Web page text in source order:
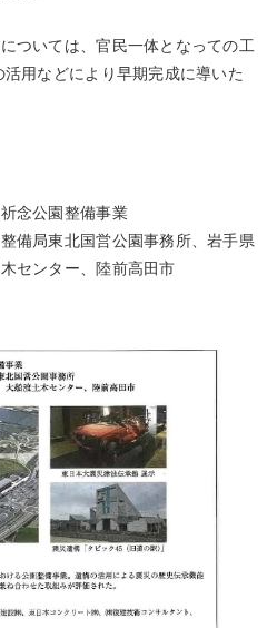
ついては、官民一体となっての工
用などにより早期完成に導いた
念公園整備事業
備局東北国営公園事務所、岩手県
センター、陸前高田市